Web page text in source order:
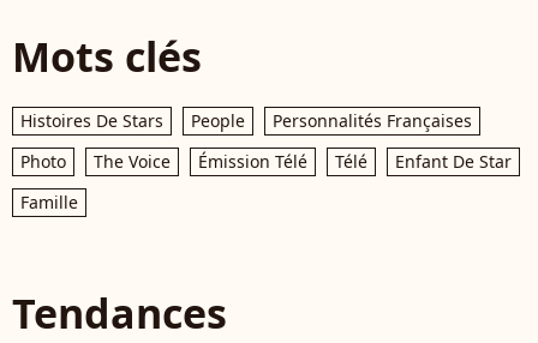
Mots clés
Histoires De Stars People
Personnalités Françaises
Photo
The Voice Émission Télé Télé
Enfant De Star
Famille
Tendances